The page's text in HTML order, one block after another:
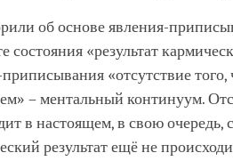
об основе явления-
состояния «результат
«отсутствие
– ментальный континуум.
в настоящем, в свою
результат ещё не